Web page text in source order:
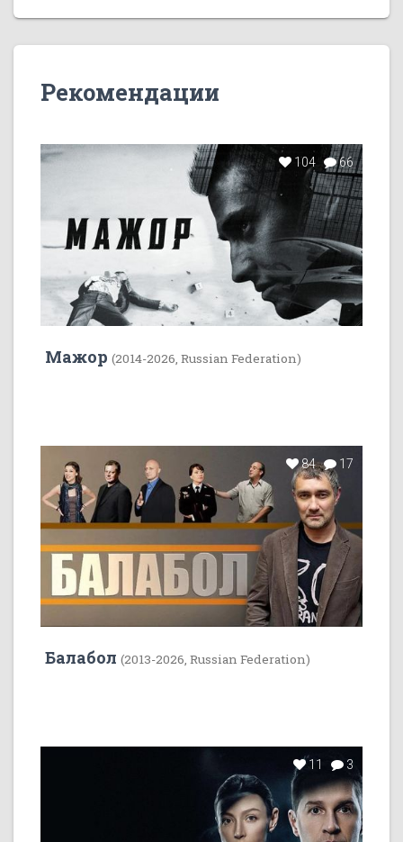
Рекомендации
104 66
Мажор (2014-2026, Russian Federation)
84 17
Балабол (2013-2026, Russian Federation)
11 3